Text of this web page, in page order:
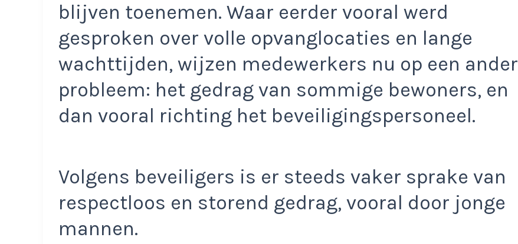
blijven toenemen. Waar eerder vooral werd
gesproken over volle opvanglocaties en lange
wachttijden, wijzen medewerkers nu op een ander
probleem: het gedrag van sommige bewoners, en
dan vooral richting het beveiligingspersoneel.
Volgens beveiligers is er steeds vaker sprake van
respectloos en storend gedrag, vooral door jonge
mannen.